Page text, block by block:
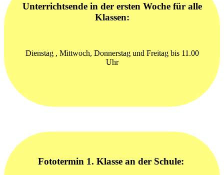
Unterrichtsende in der ersten Woche für alle
Klassen:
Dienstag , Mittwoch, Donnerstag und Freitag bis 11.00
Uhr
Fototermin 1. Klasse an der Schule: